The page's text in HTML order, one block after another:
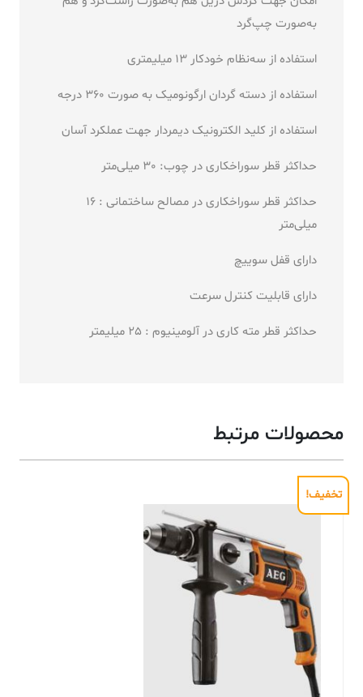
به‌صورت چپ‌گرد
استفاده از سه‌نظام خودکار 13 میلیمتری
استفاده از دسته گردان ارگونومیک به صورت 360 درجه
استفاده از کلید الکترونیک دیمردار جهت عملکرد آسان
حداکثر قطر سوراخکاری در چوب: 30 میلی‌متر
حداکثر قطر سوراخکاری در مصالح ساختمانی : 16
میلی‌متر
دارای قفل سوییچ
دارای قابلیت کنترل سرعت
حداکثر قطر مته کاری در آلومینیوم : 25 میلیمتر
محصولات مرتبط
تخفیف!